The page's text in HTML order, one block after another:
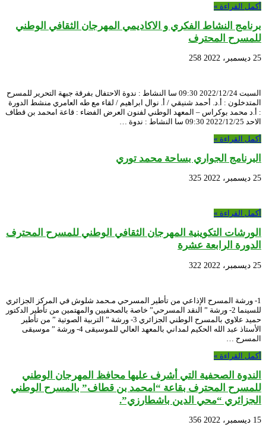
أكمل القراءة »
برنامج النشاط الفكري و الاكاديمي المهرجان الثقافي الوطني
للمسرح المحترف
25 ديسمبر، 2022 258
السبت 2022/12/24 09:30 سا النشاط : ندوة الاحتفال بفرقة جبهة التحرير للمسرح
المتدخلون : أ.د. أحمد شنيقي / أ. نوال ابراهيم / لقاء مع طه العامري منشط الدورة
: أ.د محمد بوكراس – المعهد الوطني لفنون العرض الفضاء : قاعة امحمد بن قطاف
الاحد 2022/12/25 09:30 سا النشاط : ندوة …
أكمل القراءة »
البرنامج الجواري بساحة محمد توري
25 ديسمبر، 2022 325
أكمل القراءة »
الورشات التكوينية المهرجان الثقافي الوطني للمسرح المحترف
الدورة الرابعة عشرة
25 ديسمبر، 2022 322
1- ورشة المسرح الإذاعي من تأطير المسرحي مـحمد شلوش في المركز الجزائري
للسينما 2- ورشة ” النقد المسرحي” خاصة بالصحفيين والمهتمين من تأطير الدكتور
حميد علاوي بالمسرح الوطني الجزائري 3- ورشة ” التربية الصوتية ” من تأطير
الأستاذ عبد الله الحكيم لمداني بالمعهد العالي للموسيقى 4- ورشة ” موسيقى
المسرح …
أكمل القراءة »
الندوة الصحفية التي أشرف عليها محافظ المهرجان الوطني
للمسرح المحترف بقاعة “امحمد بن قطاف” بالمسرح الوطني
الجزائري “محي الدين باشطارزي”.
15 ديسمبر، 2022 356